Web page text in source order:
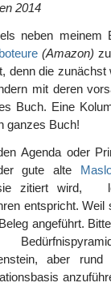
2014
neben
(Amazon)
denn die
mit deren
Buch. Eine
ganzes Buch!
Agenda oder
gute alte
sie zitiert wird,
entspricht. Weil
angeführt.
aber